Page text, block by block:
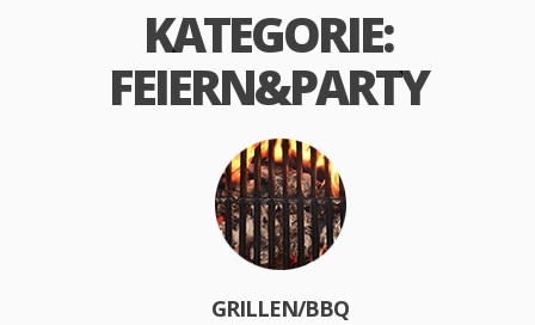
KATEGORIE:
FEIERN&PARTY
GRILLEN/BBQ